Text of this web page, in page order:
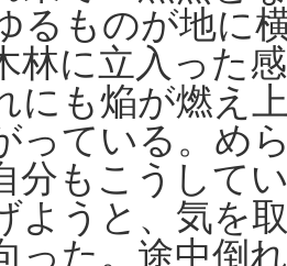
るものが地に
林に立入った
にも焔が燃え
っている。め
分もこうして
ようと、気を
った。途中倒